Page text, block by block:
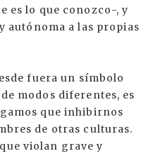
es lo que conozco-, y
autónoma a las propias
fuera un símbolo
modos diferentes, es
que inhibirnos
de otras culturas.
violan grave y